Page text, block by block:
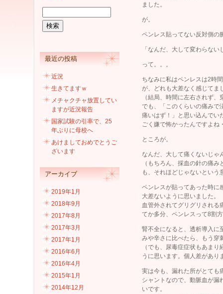
ました。
が。
ペンレス貼ってない反対側の
「なんだ、大して変わらない
って。。。
ちなみに私はペンレスは2時
が、どれも大差なく感じてま
（結局、時間に左右されず
でも、「このくらいの痛みで
痛いはず！」と思い込んでい
ごく嫌で怖かったんですよね
ところが。
なんだ、大して痛くないじゃ
（もちろん、採血の針の痛
も、それほどじゃないという
ペンレスが貼ってあった時に
大差ないように思いました。
血管外されてグリグリされる
てか多分、ペンレスって8割
腎不全になると、透析導入に
みや辛さに比べたら、もう穿
（でも、尿毒症症状もあま
うに思います。個人差があり
実は今も、漏れた所がとても
シャントなので、動脈血が漏
いです。
最近の投稿
近況
生きてますｗ
メチャクチャ放置してい
ますが近況報告
国家試験の引率で、25
年ぶりに母校へ
あけましておめでとうご
ざいます
アーカイブ
2019年1月
2018年9月
2017年8月
2017年3月
2017年1月
2016年6月
2016年4月
2015年1月
2014年12月